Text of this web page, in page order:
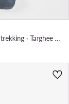
Scarpe da trekking · Targhee III Mid Wp 1023030 · Marrone